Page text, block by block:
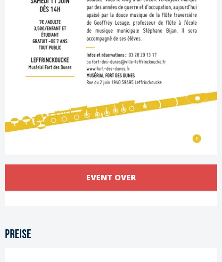
Öffnungszeiten & Kontaktdaten
EVENT OVER
Preise